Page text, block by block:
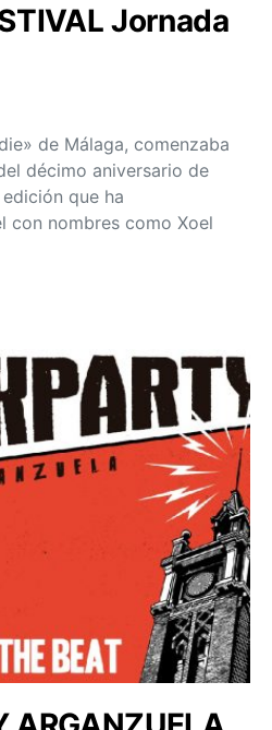
Jornada
de Málaga, comenzaba
décimo aniversario de
que ha
con nombres como Xoel